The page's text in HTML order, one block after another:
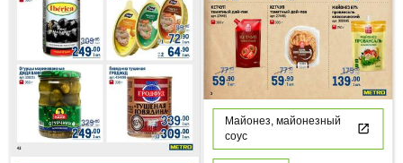
Майонез, майонезный
соус